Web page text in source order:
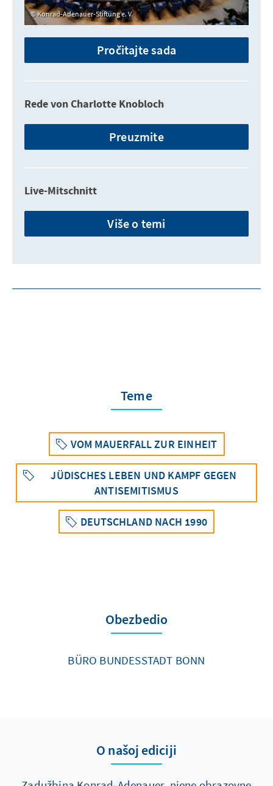
Konrad-Adenauer-Stiftung e. V.
Pročitajte sada
Rede von Charlotte Knobloch
Preuzmite
Live-Mitschnitt
Više o temi
Teme
VOM MAUERFALL ZUR EINHEIT
JÜDISCHES LEBEN UND KAMPF GEGEN
ANTISEMITISMUS
DEUTSCHLAND NACH 1990
Obezbedio
BÜRO BUNDESSTADT BONN
O našoj ediciji